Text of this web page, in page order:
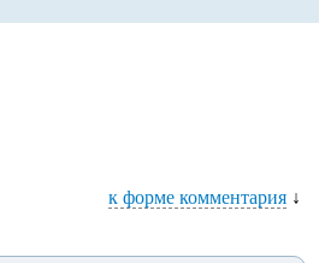
к форме комментария↓